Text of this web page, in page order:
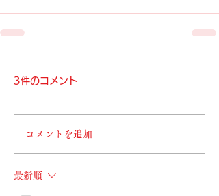
3件のコメント
コメントを追加…
最新順